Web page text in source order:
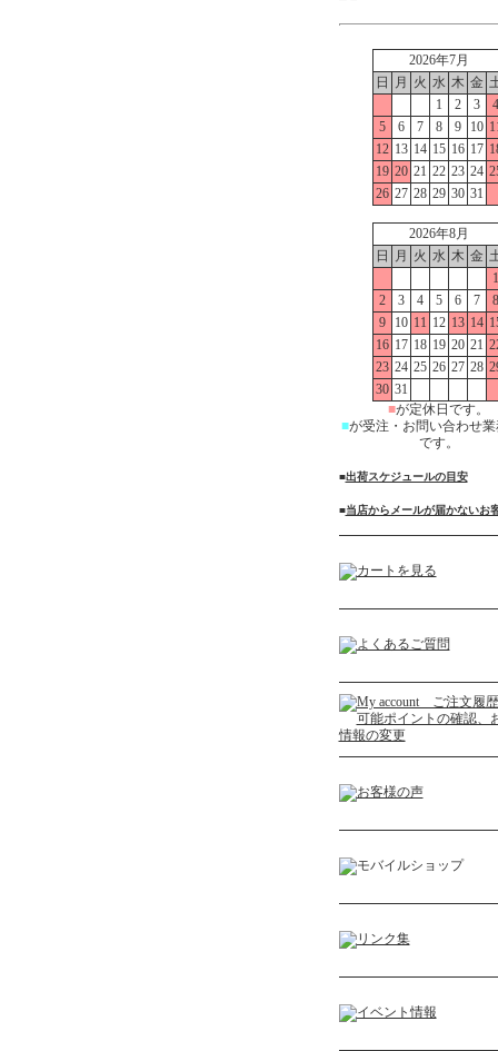
2026年7月
日
月 火 水 木 金
1
2 3
4
5
6 7 8 9 10
12 13 14 15 16 17
19 20 21 22 23 24
26 27 28 29 30 31
2026年8月
日
月 火 水 木 金
1
2
3 4 5 6 7
8
9
10 11 12 13 14
16 17 18 19 20 21
23 24 25 26 27 28
30 31
■が定休日です。
■が受注・お問い合わせ
です。
■出荷スケジュールの目安
■当店からメールが届かないお